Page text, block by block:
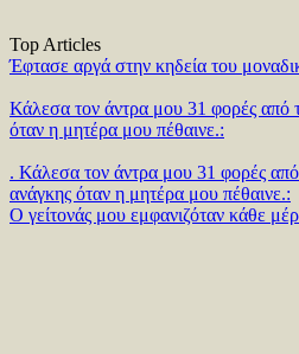
Top Articles
Έφτασε αργά στην κηδεία του
Κάλεσα τον άντρα μου 31 φορές από
όταν η μητέρα μου πέθαινε.:
. Κάλεσα τον άντρα μου 31 φορές
ανάγκης όταν η μητέρα μου πέθαινε.:
Ο γείτονάς μου εμφανιζόταν κάθε